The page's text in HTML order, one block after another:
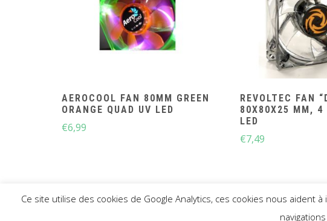
AEROCOOL FAN 80MM GREEN
ORANGE QUAD UV LED
€6,99
REVOLTEC FAN
80X80X25 MM, 4
LED
€7,49
Ce site utilise des cookies de Google Analytics, ces cookies nous